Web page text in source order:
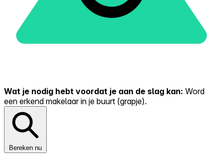
Wat je nodig hebt voordat je aan de slag kan: Word
een erkend makelaar in je buurt (grapje).
Bereken nu